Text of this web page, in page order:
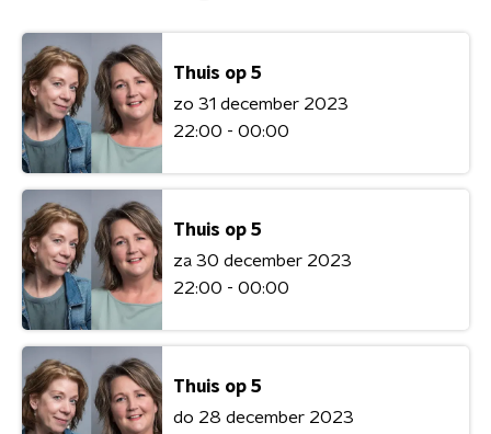
Thuis op 5
zo 31 december 2023
22:00 - 00:00
Thuis op 5
za 30 december 2023
22:00 - 00:00
Thuis op 5
do 28 december 2023